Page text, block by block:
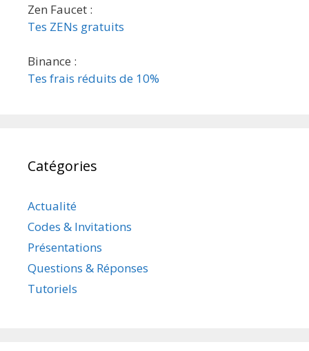
Zen Faucet :
Tes ZENs gratuits
Binance :
Tes frais réduits de 10%
Catégories
Actualité
Codes & Invitations
Présentations
Questions & Réponses
Tutoriels